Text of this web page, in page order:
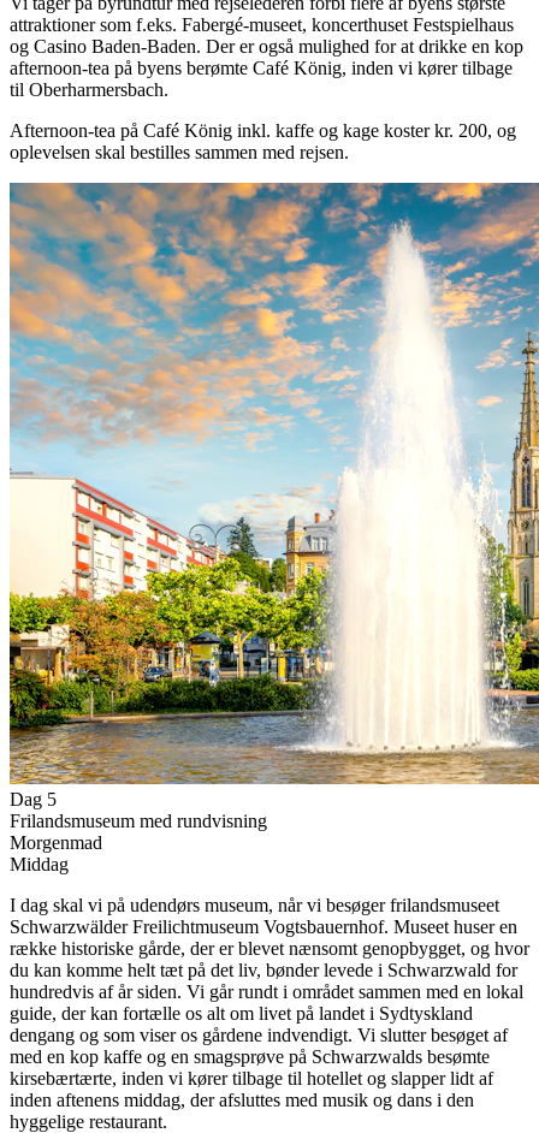
attraktioner som f.eks. Fabergé-museet, koncerthuset Festspielhaus
og Casino Baden-Baden. Der er også mulighed for at drikke en kop
afternoon-tea på byens berømte Café König, inden vi kører tilbage
til Oberharmersbach.
Afternoon-tea på Café König inkl. kaffe og kage koster kr. 200, og
oplevelsen skal bestilles sammen med rejsen.
Dag 5
Frilandsmuseum med rundvisning
Morgenmad
Middag
I dag skal vi på udendørs museum, når vi besøger frilandsmuseet
Schwarzwälder Freilichtmuseum Vogtsbauernhof. Museet huser en
række historiske gårde, der er blevet nænsomt genopbygget, og hvor
du kan komme helt tæt på det liv, bønder levede i Schwarzwald for
hundredvis af år siden. Vi går rundt i området sammen med en lokal
guide, der kan fortælle os alt om livet på landet i Sydtyskland
dengang og som viser os gårdene indvendigt. Vi slutter besøget af
med en kop kaffe og en smagsprøve på Schwarzwalds besømte
kirsebærtærte, inden vi kører tilbage til hotellet og slapper lidt af
inden aftenens middag, der afsluttes med musik og dans i den
hyggelige restaurant.